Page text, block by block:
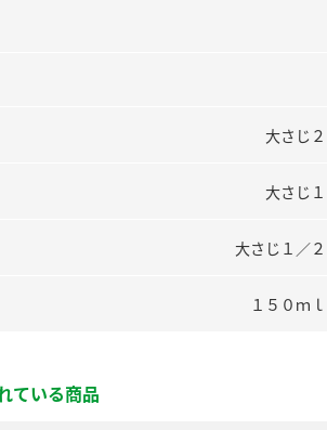
大さじ２
大さじ１
大さじ１／２
１５０ｍｌ
ている商品